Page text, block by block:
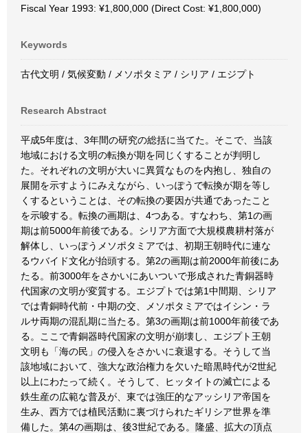
Fiscal Year 1993: ¥1,800,000 (Direct Cost: ¥1,800,000)
Keywords
古代文明 / 気候変動 / メソポタミア / シリア / エジプト
Research Abstract
平成5年度は、3年間の研究の総括に当てた。そこで、当該
地域における文明の転換が期を同じくすることが判明し
た。それぞれの文明が大いに異質なものを内抱し、独自の
展開を示すようにみえながら、いっぽうで転換が期を等し
くするということは、その転換の要因が共通であったこと
を示唆する。転換の画期は、4つある。すなわち、第1の画
期は前5000年前後である。シリア方面で大規模農耕村落が
解体し、いっぽうメソポタミアでは、初期王朝時代に連な
るウバイド文化が抬頭する。第2の画期は前2000年前後にあ
たる。前3000年をさかいにあいついで形成された青銅器時
代国家の文明が変質する。エジプトでは第1中間期、シリア
では青銅時代前・中期の交、メソポタミアではイシン・ラ
ルサ両期の混乱期に当たる。第3の画期は前1000年前後であ
る。ここで青銅器時代国家の文明が崩壊し、エジプト王朝
文明も「海の民」の侵入をさかいに衰退する。そうして当
該地域において、強大な政治権力を欠いた暗黒時代が2世紀
以上にわたって続く。そうして、ヒッタイトの滅亡による
鉄生産の広範な普及が、東では強圧的なアッシリア帝国を
生み、西方では植民活動に裏づけられたギリシア世界を準
備した。第4の画期は、後3世紀である。隆盛、拡大の頂点